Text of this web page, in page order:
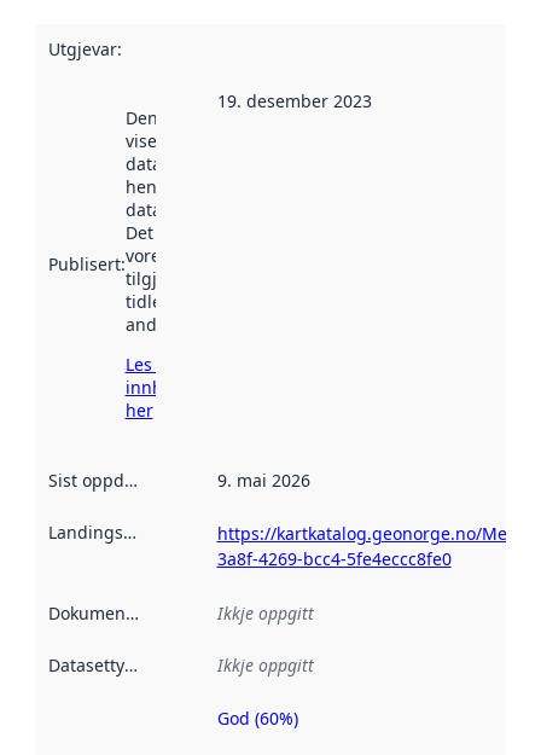
Utgjevar:
Publisert:
Denne datoen
viser når
datasettet vart
henta inn av
data.norge.no.
Det kan ha
vore
tilgjengeleg
tidlegare
andre stader.
Les meir om
innhenting
her
19. desember 2023
Sist oppdatert 9. mai 2026
Landingsside
https://kartkatalog.geonorge.no/
3a8f-4269-bcc4-5fe4eccc8fe0
Dokumentasjon Ikkje oppgitt
Datasettype Ikkje oppgitt
Metadatakvalitet
God (60%)